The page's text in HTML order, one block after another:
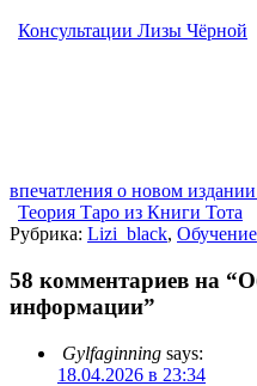
Консультации Лизы Чёрной
впечатления о новом
Теория Таро из Книги Тота
Рубрика: Lizi_black, Обучение
58 комментариев на
информации”
Gylfaginning says:
18.04.2026 в 23:34